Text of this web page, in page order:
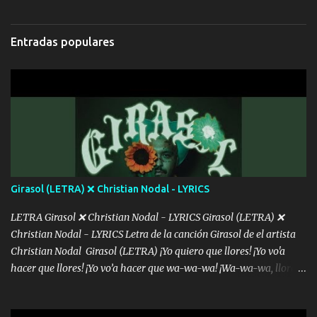
cada que intentas cantar Cada que intentas rapear, cada que
intentas rimar Pobre payaso que usa a todo el mundo pa' conectar
con la gente Dices "Latino Gang" pero pisas a to'a tu gente Pa’ dar
menos se prudente Hoy me sabe a mierda, traigo un Balvin en los
dientes Por falta de empatía le toca ser resiliente ¿Acaso eres
consciente de los followers que mueves? Parcerito, abre los ojos y
ve el poder que tienes Otro chiste malo son los nombres de tus
álbum's "José, vibras colores con la energía del diablo " ¿Si ...
Entradas populares
Girasol (LETRA) ❌ Christian Nodal - LYRICS
LETRA Girasol ❌ Christian Nodal - LYRICS Girasol (LETRA) ❌
Christian Nodal - LYRICS Letra de la canción Girasol de el artista
Christian Nodal Girasol (LETRA) ¡Yo quiero que llores! ¡Yo vo'a
hacer que llores! ¡Yo vo’a hacer que wa-wa-wa! ¡Wa-wa-wa, llores!